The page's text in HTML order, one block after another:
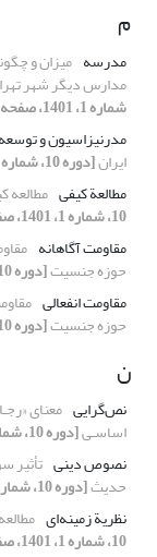
م
مدرسه میزان و
مدارس دیگر شهر
شماره 1، 1401، صفحه 91-116]
مدرنیزاسیون و توسعه
ایران[دوره 10، شماره 2، 1401، صفحه 45-70]
مطالعة کیفی مطالعه
10، شماره 1، 1401، صفحه 51-90]
مقاومت آگاهانه
حوزه جنسیت[دوره 10، شماره 2، 1401، صفحه 147-177]
مقاومت انفعالی
حوزه جنسیت[دوره 10، شماره 2، 1401، صفحه 147-177]
ن
نص‌گرایی معنای
اساسـی[دوره 10، شماره 1، 1401، صفحه 137-162]
نصوص دینی تأثیر
حدیث[دوره 10، شماره 2، 1401، صفحه 123-146]
نظریة زمینه‌ای
10، شماره 1، 1401، صفحه 51-90]